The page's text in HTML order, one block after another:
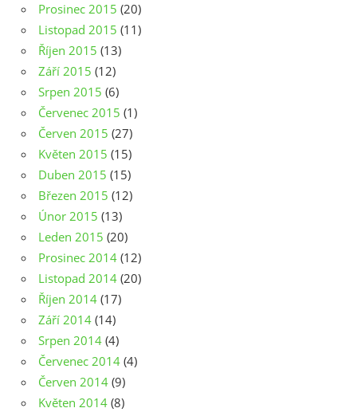
Prosinec 2015 (20)
Listopad 2015 (11)
Říjen 2015 (13)
Září 2015 (12)
Srpen 2015 (6)
Červenec 2015 (1)
Červen 2015 (27)
Květen 2015 (15)
Duben 2015 (15)
Březen 2015 (12)
Únor 2015 (13)
Leden 2015 (20)
Prosinec 2014 (12)
Listopad 2014 (20)
Říjen 2014 (17)
Září 2014 (14)
Srpen 2014 (4)
Červenec 2014 (4)
Červen 2014 (9)
Květen 2014 (8)